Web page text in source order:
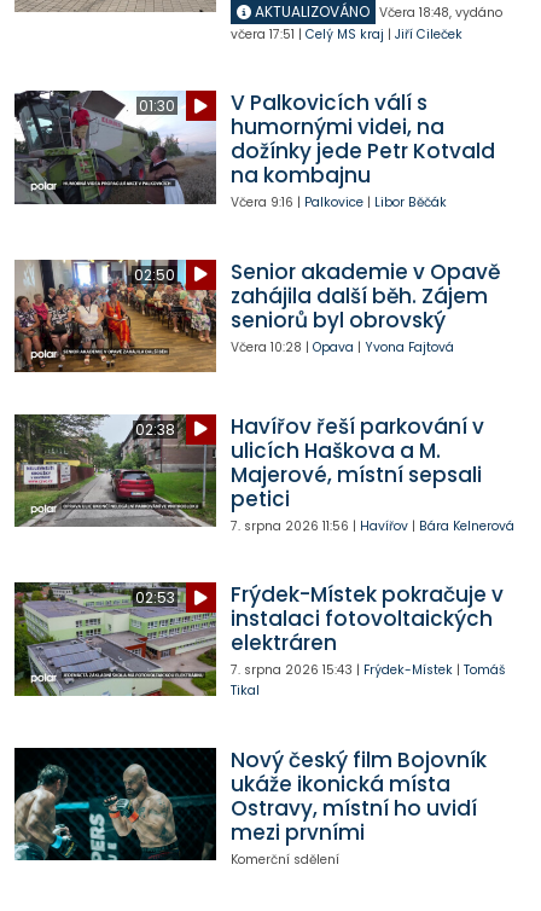
AKTUALIZOVÁNO Včera 18:48, vydáno
včera 17:51 | Celý MS kraj | Jiří Cileček
01:30
V Palkovicích válí s
humornými videi, na
dožínky jede Petr Kotvald
na kombajnu
Včera 9:16 | Palkovice| Libor Běčák
02:50
Senior akademie v Opavě
zahájila další běh. Zájem
seniorů byl obrovský
Včera 10:28 | Opava | Yvona Fajtová
02:38
Havířov řeší parkování v
ulicích Haškova a M.
Majerové, místní sepsali
petici
7. srpna 2026 11:56 | Havířov| Bára Kelnerová
02:53
Frýdek-Místek pokračuje v
instalaci fotovoltaických
elektráren
7. srpna 2026 15:43 | Frýdek-Místek| Tomáš
Tikal
Nový český film Bojovník
ukáže ikonická místa
Ostravy, místní ho uvidí
mezi prvními
Komerční sdělení